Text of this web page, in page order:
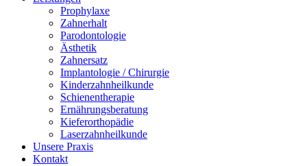
Prophylaxe
Zahnerhalt
Parodontologie
Ästhetik
Zahnersatz
Implantologie / Chirurgie
Kinderzahnheilkunde
Schienentherapie
Ernährungsberatung
Kieferorthopädie
Laserzahnheilkunde
Unsere Praxis
Kontakt